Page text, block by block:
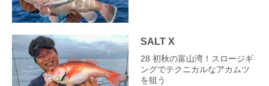
SALT X
28 初秋の富山湾！スロージギ
ングでテクニカルなアカムツ
を狙う